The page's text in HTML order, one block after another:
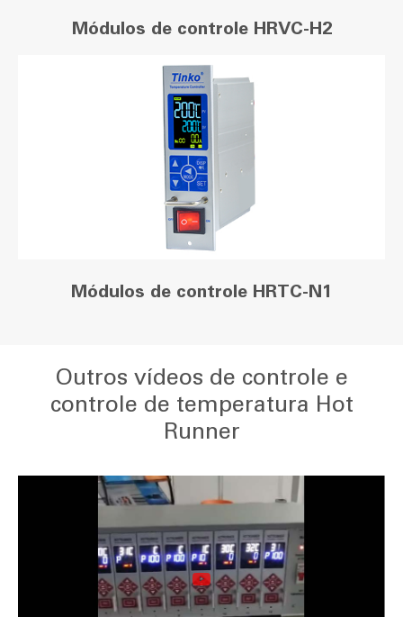
Módulos de controle HRVC-H2
Módulos de controle HRTC-N1
Outros vídeos de controle e
controle de temperatura Hot
Runner